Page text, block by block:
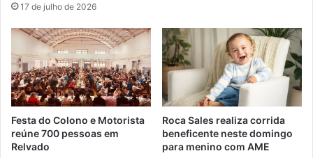
17 de julho de 2026
Festa do Colono e Motorista
reúne 700 pessoas em
Relvado
Roca Sales realiza corrida
beneficente neste domingo
para menino com AME